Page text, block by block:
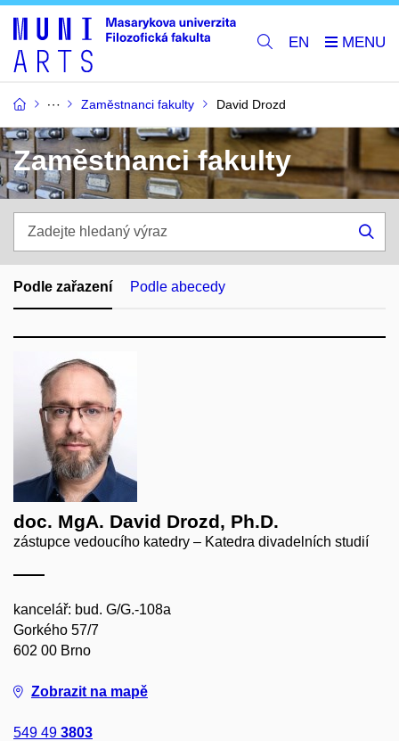
EN
Zaměstnanci fakulty David Drozd
Zaměstnanci fakulty
hledaný
výraz
Podle zařazení Podle abecedy
doc. MgA. David Drozd, Ph.D.
zástupce vedoucího katedry – Katedra divadelních studií
kancelář: bud. G/G.-108a
Gorkého 57/7
602 00 Brno
Zobrazit na mapě
549 49 3803